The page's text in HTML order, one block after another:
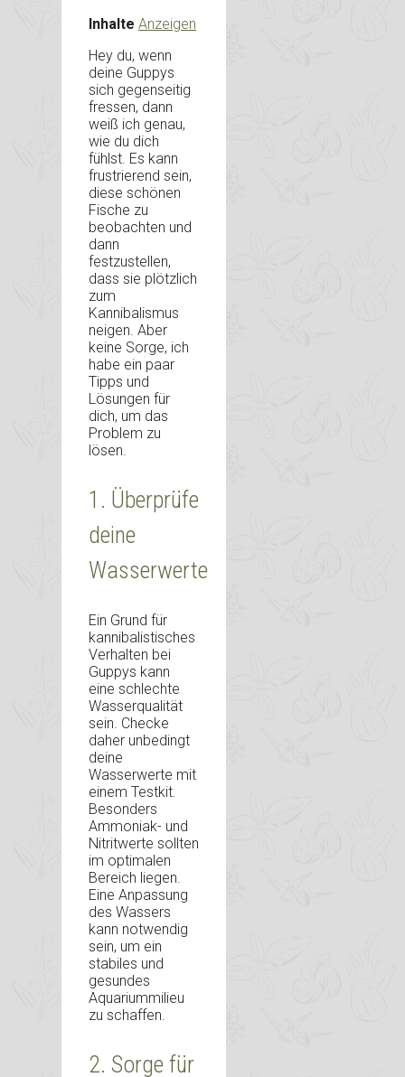
Inhalte Anzeigen
Hey du, wenn
deine Guppys
sich gegenseitig
fressen, dann
weiß ich genau,
wie du dich
fühlst. Es kann
frustrierend sein,
diese schönen
Fische zu
beobachten und
dann
festzustellen,
dass sie plötzlich
zum
Kannibalismus
neigen. Aber
keine Sorge, ich
habe ein paar
Tipps und
Lösungen für
dich, um das
Problem zu
lösen.
1. Überprüfe
deine
Wasserwerte
Ein Grund für
kannibalistisches
Verhalten bei
Guppys kann
eine schlechte
Wasserqualität
sein. Checke
daher unbedingt
deine
Wasserwerte mit
einem Testkit.
Besonders
Ammoniak- und
Nitritwerte sollten
im optimalen
Bereich liegen.
Eine Anpassung
des Wassers
kann notwendig
sein, um ein
stabiles und
gesundes
Aquariummilieu
zu schaffen.
2. Sorge für